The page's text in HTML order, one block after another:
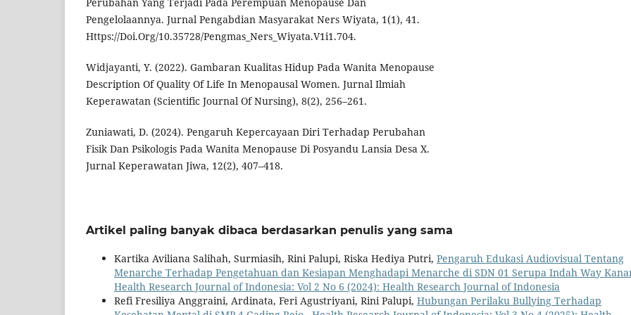
Pengelolaannya. Jurnal Pengabdian Masyarakat Ners Wiyata, 1(1), 41.
Https://Doi.Org/10.35728/Pengmas_Ners_Wiyata.V1i1.704.
Widjayanti, Y. (2022). Gambaran Kualitas Hidup Pada Wanita Menopause
Description Of Quality Of Life In Menopausal Women. Jurnal Ilmiah
Keperawatan (Scientific Journal Of Nursing), 8(2), 256–261.
Zuniawati, D. (2024). Pengaruh Kepercayaan Diri Terhadap Perubahan
Fisik Dan Psikologis Pada Wanita Menopause Di Posyandu Lansia Desa X.
Jurnal Keperawatan Jiwa, 12(2), 407–418.
Artikel paling banyak dibaca berdasarkan penulis yang sama
Kartika Aviliana Salihah, Surmiasih, Rini Palupi, Riska Hediya Putri, Pengaruh Edukasi Audiovisual Tentang
Menarche Terhadap Pengetahuan dan Kesiapan Menghadapi Menarche di SDN 01 Serupa Indah Way
Health Research Journal of Indonesia: Vol 2 No 6 (2024): Health Research Journal of Indonesia
Refi Fresiliya Anggraini, Ardinata, Feri Agustriyani, Rini Palupi, Hubungan Perilaku Bullying Terhadap